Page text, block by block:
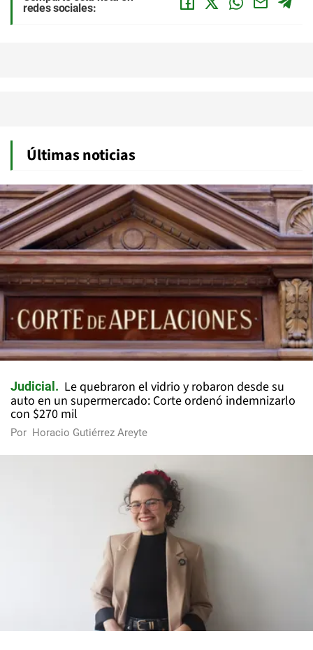
redes sociales:
Últimas noticias
Judicial
Le quebraron el vidrio y robaron desde su
auto en un supermercado: Corte ordenó indemnizarlo
con $270 mil
Por Horacio Gutiérrez Areyte